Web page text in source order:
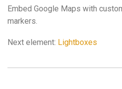
Embed Google Maps with
markers.
Next element: Lightboxes